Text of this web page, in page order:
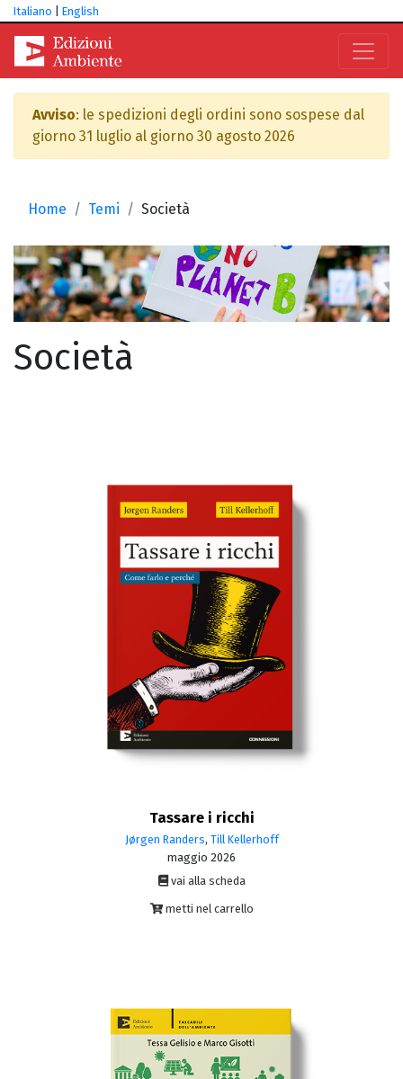
Italiano English
Avviso: le spedizioni degli ordini sono sospese dal
giorno 31 luglio al giorno 30 agosto 2026
Home Temi Società
Società
Tassare i ricchi
Jørgen Randers, Till Kellerhoff
maggio 2026
vai alla scheda
metti nel carrello